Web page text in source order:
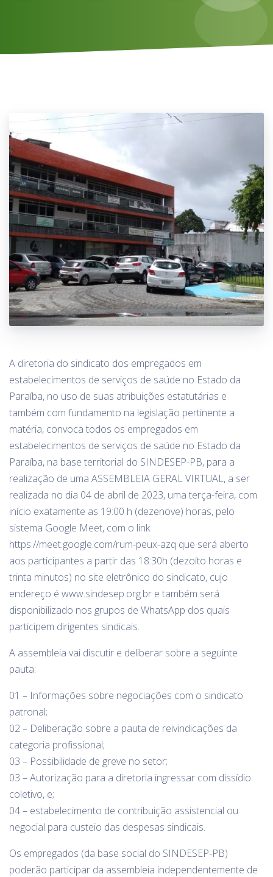
A diretoria do sindicato dos empregados em
estabelecimentos de serviços de saúde no Estado da
Paraíba, no uso de suas atribuições estatutárias e
também com fundamento na legislação pertinente a
matéria, convoca todos os empregados em
estabelecimentos de serviços de saúde no Estado da
Paraíba, na base territorial do SINDESEP-PB, para a
realização de uma ASSEMBLEIA GERAL VIRTUAL, a ser
realizada no dia 04 de abril de 2023, uma terça-feira, com
início exatamente as 19:00 h (dezenove) horas, pelo
sistema Google Meet, com o link
https://meet.google.com/rum-peux-azq que será aberto
aos participantes a partir das 18:30h (dezoito horas e
trinta minutos) no site eletrônico do sindicato, cujo
endereço é www.sindesep.org.br e também será
disponibilizado nos grupos de WhatsApp dos quais
participem dirigentes sindicais.
A assembleia vai discutir e deliberar sobre a seguinte
pauta:
01 – Informações sobre negociações com o sindicato
patronal;
02 – Deliberação sobre a pauta de reivindicações da
categoria profissional;
03 – Possibilidade de greve no setor;
03 – Autorização para a diretoria ingressar com dissídio
coletivo, e;
04 – estabelecimento de contribuição assistencial ou
negocial para custeio das despesas sindicais.
Os empregados (da base social do SINDESEP-PB)
poderão participar da assembleia independentemente de